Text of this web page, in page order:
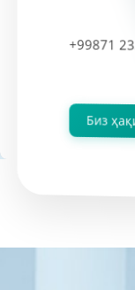
+99871
Биз